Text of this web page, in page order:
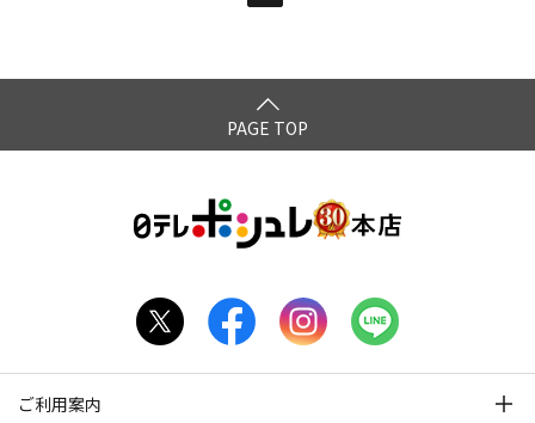
PAGE TOP
ご利用案内